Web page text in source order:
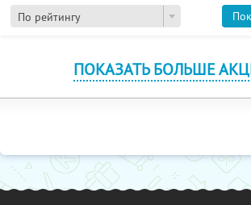
По рейтингу
ПОКАЗАТЬ БОЛЬШЕ